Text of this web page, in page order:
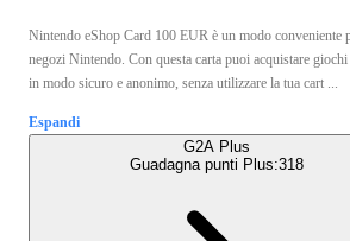
Nintendo eShop Card 100 EUR è un modo conveniente
negozi Nintendo. Con questa carta puoi acquistare
in modo sicuro e anonimo, senza utilizzare la tua cart ...
Espandi
G2A Plus
Guadagna punti Plus:318